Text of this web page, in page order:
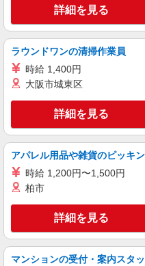
介護は人生
集。日払い
通費全支給(
キープ
派遣社員
八代市＊
日収1.1万円
時給
通費全支給(
八代市内
キープ
詳細を見る
ラウンドワンの清掃作業員
時給 1,400円
大阪市城東区
詳細を見る
アパレル用品や雑貨のピッキ
時給 1,200円〜1,500円
柏市
詳細を見る
マンションの受付・案内スタ